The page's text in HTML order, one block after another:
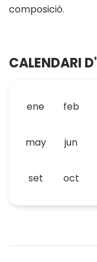
composició.
CALENDARI
ene feb
may jun
set oct